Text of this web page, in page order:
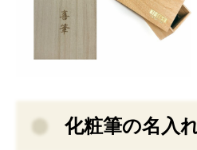
化粧筆の名入